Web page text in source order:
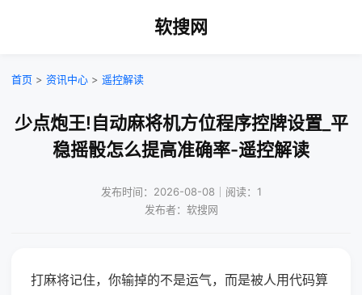
软搜网
首页 > 资讯中心 > 遥控解读
少点炮王!自动麻将机方位程序控牌设置_平
稳摇骰怎么提高准确率-遥控解读
发布时间：2026-08-08｜阅读：1
发布者：软搜网
打麻将记住，你输掉的不是运气，而是被人用代码算